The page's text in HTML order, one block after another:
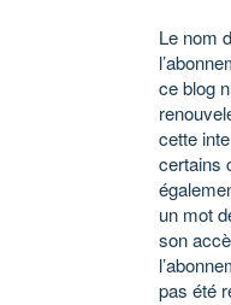
Le nom
ce blog
cette
certains
un mot
son
pas été